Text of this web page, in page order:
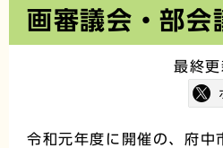
か
画審議会・部会
最終
令和元年度に開催の、府中